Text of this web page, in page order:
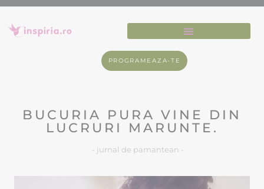
PROGRAMEAZA-TE
BUCURIA PURA VINE DIN
LUCRURI MARUNTE.
- jurnal de pamantean -